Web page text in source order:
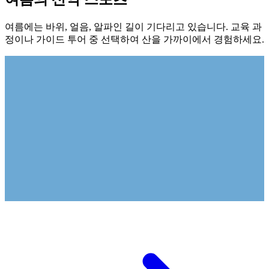
여름에는 바위, 얼음, 알파인 길이 기다리고 있습니다. 교육 과
정이나 가이드 투어 중 선택하여 산을 가까이에서 경험하세요.